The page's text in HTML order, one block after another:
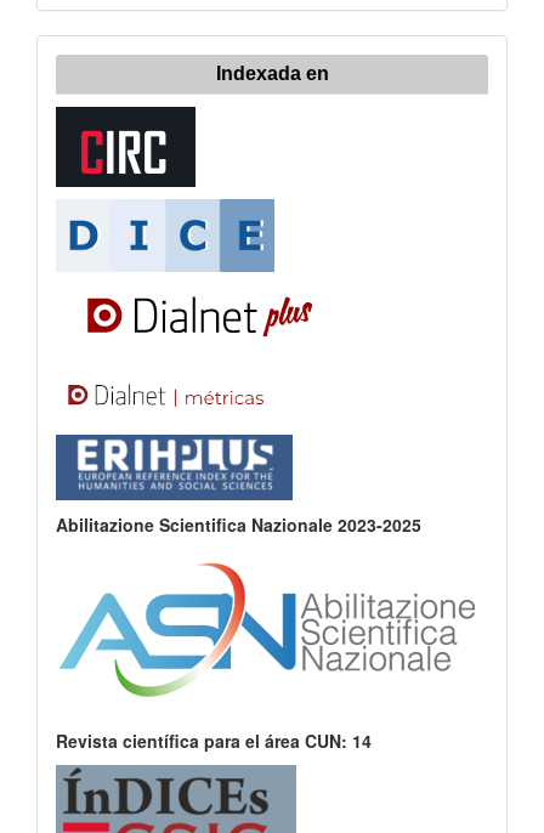
Indexada en
Abilitazione Scientifica Nazionale 2023-2025
Revista científica para el área CUN: 14